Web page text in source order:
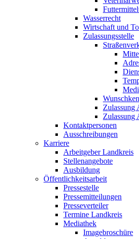
Wasserrecht
Wirtschaft und
Zulassungsstelle
Zulassung
Zulassung
Kontaktpersonen
Ausschreibungen
Karriere
Arbeitgeber Landkreis
Stellenangebote
Ausbildung
Öffentlichkeitsarbeit
Pressestelle
Pressemitteilungen
Presseverteiler
Termine Landkreis
Mediathek
Imagebroschüre